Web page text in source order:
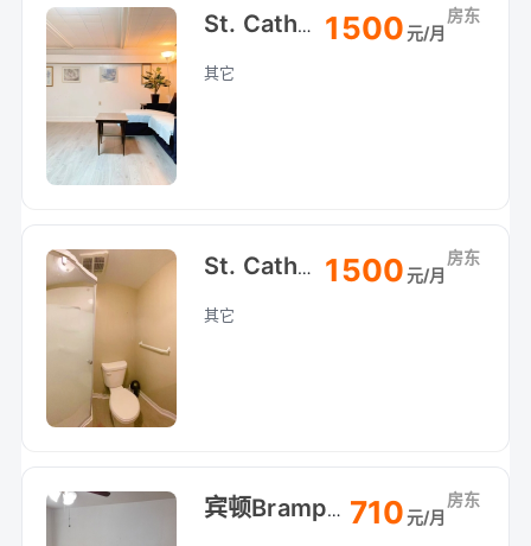
St. Catharines 圣凯瑟琳Pen附近House地下室整租：
其它
1500元/月
房东
St. Catharines 圣凯瑟琳Pen附近House地下室整租
其它
1500元/月
房东
宾顿Brampton中心区大单间出租 710元/月
房东